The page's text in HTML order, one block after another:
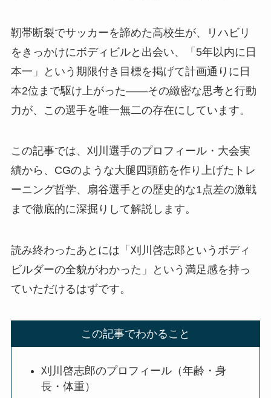
靭帯断裂でサッカーを諦めた高校生が、リハビリ
をきっかけにボディビルと出会い、「5年以内に日
本一」という期限付き目標を掲げて計画通りに日
本2位まで駆け上がった——その緻密な思考と行動
力が、この選手を唯一無二の存在にしています。
この記事では、刈川選手のプロフィール・大会実
績から、CGのような大腿四頭筋を作り上げたトレ
ーニング哲学、扇谷選手との歴史的な1点差の激戦
まで徹底的に深掘りして解説します。
読み終わったあとには「刈川啓志郎というボディ
ビルダーの全貌がわかった」という満足感を持っ
ていただけるはずです。
この記事でわかること
刈川啓志郎のプロフィール（年齢・身
長・体重）